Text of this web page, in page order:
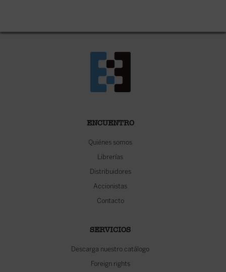
ENCUENTRO
Quiénes somos
Librerías
Distribuidores
Accionistas
Contacto
SERVICIOS
Descarga nuestro catálogo
Foreign rights